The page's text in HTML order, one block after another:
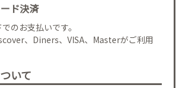
ド決済
のお支払いです。
、Diners、VISA、Masterがご利用
いて